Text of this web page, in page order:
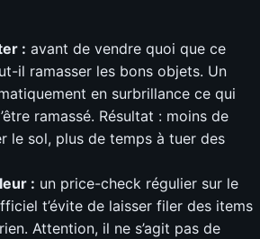
: avant de vendre quoi que ce
il ramasser les bons objets. Un
en surbrillance ce qui
ramassé. Résultat : moins de
le sol, plus de temps à tuer des
: un price-check régulier sur le
t’évite de laisser filer des items
Attention, il ne s’agit pas de